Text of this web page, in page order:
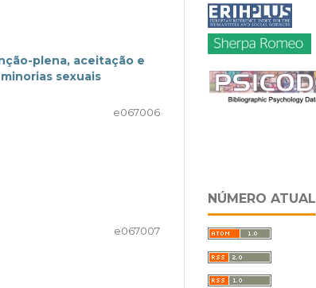
plena, aceitação e
sexuais
e067006
e067007
NÚMERO ATUAL